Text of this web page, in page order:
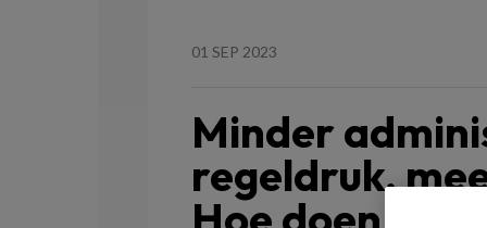
01 SEP 2023
Minder
regeldruk,